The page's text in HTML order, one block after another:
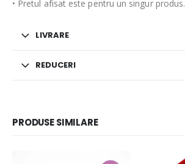
• Pretul afisat este pentru un singur produs.
LIVRARE
REDUCERI
PRODUSE SIMILARE